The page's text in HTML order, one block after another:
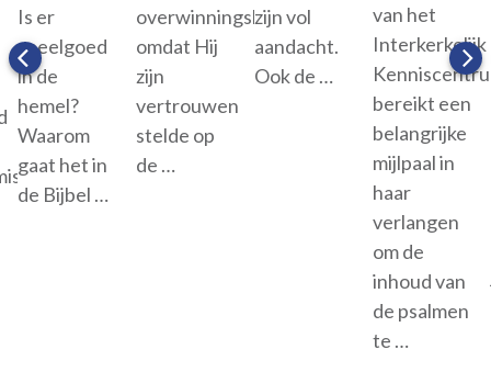
Is er
speelgoed
in de
hemel?
Waarom
gaat het in
de Bijbel …
overwinningskrans
omdat Hij
zijn
vertrouwen
stelde op
de …
zijn vol
aandacht.
Ook de …
van het
Interkerkelijk
bereikt een
belangrijke
mijlpaal in
haar
verlangen
om de
inhoud van
de psalmen
te …